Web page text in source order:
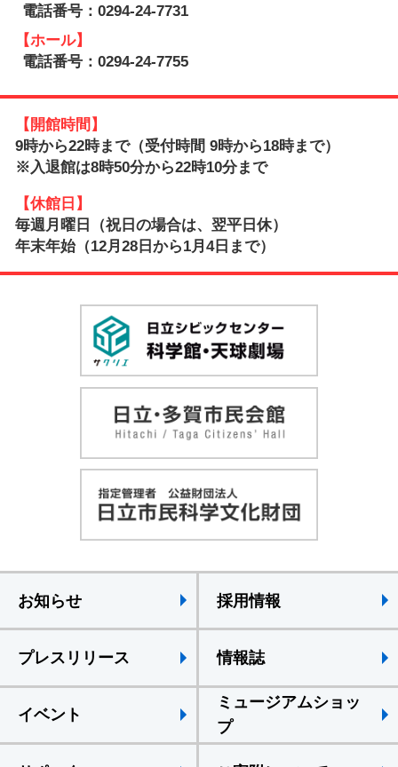
電話番号：0294-24-7731
【ホール】
電話番号：0294-24-7755
【開館時間】
9時から22時まで（受付時間 9時から18時まで）
※入退館は8時50分から22時10分まで
【休館日】
毎週月曜日（祝日の場合は、翌平日休）
年末年始（12月28日から1月4日まで）
お知らせ 採用情報
プレスリリース 情報誌
イベント
ミュージアムショッ
プ